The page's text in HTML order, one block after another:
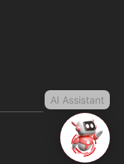
AI Assistant